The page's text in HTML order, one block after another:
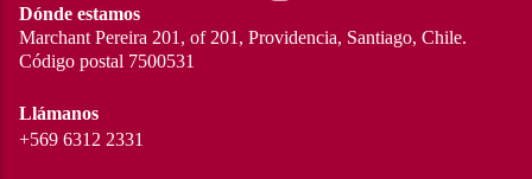
Dónde estamos
Marchant Pereira 201, of 201, Providencia, Santiago, Chile.
Código postal 7500531
Llámanos
+569 6312 2331